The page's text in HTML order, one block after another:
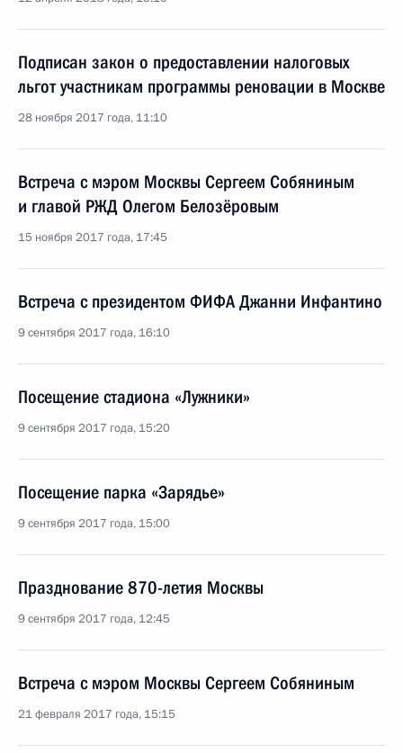
Подписан закон о предоставлении налоговых
льгот участникам программы реновации в Москве
28 ноября 2017 года, 11:10
Встреча с мэром Москвы Сергеем Собяниным
и главой РЖД Олегом Белозёровым
15 ноября 2017 года, 17:45
Встреча с президентом ФИФА Джанни Инфантино
9 сентября 2017 года, 16:10
Посещение стадиона «Лужники»
9 сентября 2017 года, 15:20
Посещение парка «Зарядье»
9 сентября 2017 года, 15:00
Празднование 870-летия Москвы
9 сентября 2017 года, 12:45
Встреча с мэром Москвы Сергеем Собяниным
21 февраля 2017 года, 15:15